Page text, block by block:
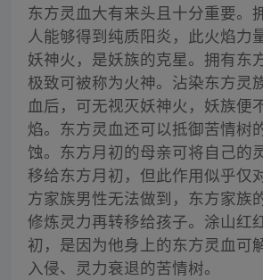
东方灵血大有来头且十分重要。
人能够得到纯质阳炎，此火焰力
妖神火，是妖族的克星。拥有东
极致可被称为火神。沾染东方灵
血后，可无视灭妖神火，妖族便
焰。东方灵血还可以抵御苦情树
蚀。东方月初的母亲可将自己的
移给东方月初，但此作用似乎仅
方家族男性无法做到，东方家族
修炼灵力再转移给孩子。涂山红
初，是因为他身上的东方灵血可
入侵、灵力衰退的苦情树。